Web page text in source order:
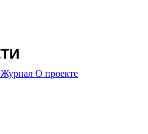
Журнал О проекте